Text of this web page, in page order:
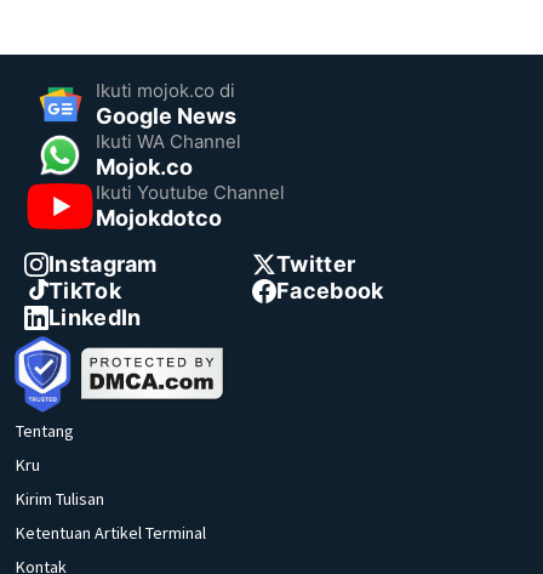
Ikuti mojok.co di
Google News
Ikuti WA Channel
Mojok.co
Ikuti Youtube Channel
Mojokdotco
Instagram
Twitter
TikTok
Facebook
LinkedIn
Tentang
Kru
Kirim Tulisan
Ketentuan Artikel Terminal
Kontak